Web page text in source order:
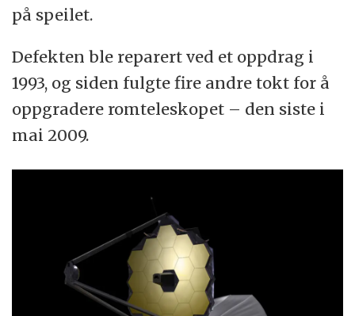
på speilet.
Defekten ble reparert ved et oppdrag i
1993, og siden fulgte fire andre tokt for å
oppgradere romteleskopet – den siste i
mai 2009.